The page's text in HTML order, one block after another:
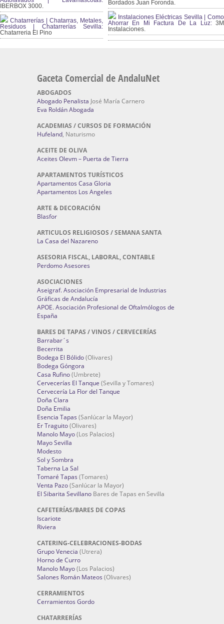
IBERBOX 3000.
Chatarrerías | Chatarras, Metales,
Residuos | Chatarrerías Sevilla:
Chatarreria El Pino
Bordados Juan Foronda.
Instalaciones Eléctricas Sevilla | Como
Ahorrar En Mi Factura De La Luz:3M
Instalaciones.
Gaceta Comercial de AndaluNet
ABOGADOS
Abogado Penalista José María Carnero
Eva Roldán Abogada
ACADEMIAS / CURSOS DE FORMACIÓN
Hufeland, Naturismo
ACEITE DE OLIVA
Aceites Olevm – Puerta de Tierra
APARTAMENTOS TURÍSTICOS
Apartamentos Casa Gloria
Apartamentos Los Angeles
ARTE & DECORACIÓN
Blasfor
ARTICULOS RELIGIOSOS / SEMANA SANTA
La Casa del Nazareno
ASESORIA FISCAL, LABORAL, CONTABLE
Perdomo Asesores
ASOCIACIONES
Aseigraf. Asociación Empresarial de Industrias
Gráficas de Andalucía
APOE. Asociación Profesional de Oftalmólogos de
España
BARES DE TAPAS / VINOS / CERVECERÍAS
Barrabar´s
Becerrita
Bodega El Bólido(Olivares)
Bodega Góngora
Casa Rufino(Umbrete)
Cervecerías El Tanque (Sevilla y Tomares)
Cervecería La Flor del Tanque
Doña Clara
Doña Emilia
Esencia Tapas (Sanlúcar la Mayor)
Er Traguito(Olivares)
Manolo Mayo(Los Palacios)
Mayo Sevilla
Modesto
Sol y Sombra
Taberna La Sal
Tomaré Tapas (Tomares)
Venta Pazo(Sanlúcar la Mayor)
El Sibarita Sevillano Bares de Tapas en Sevilla
CAFETERÍAS/BARES DE COPAS
Iscariote
Riviera
CATERING-CELEBRACIONES-BODAS
Grupo Venecia (Utrera)
Horno de Curro
Manolo Mayo(Los Palacios)
Salones Román Mateos (Olivares)
CERRAMIENTOS
Cerramientos Gordo
CHATARRERÍAS